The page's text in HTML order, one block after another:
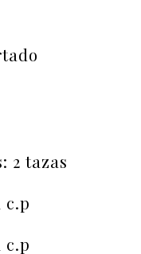
2 tazas
c.p
c.p